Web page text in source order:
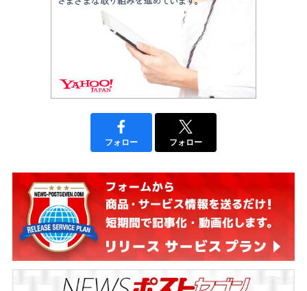
フォロー フォロー